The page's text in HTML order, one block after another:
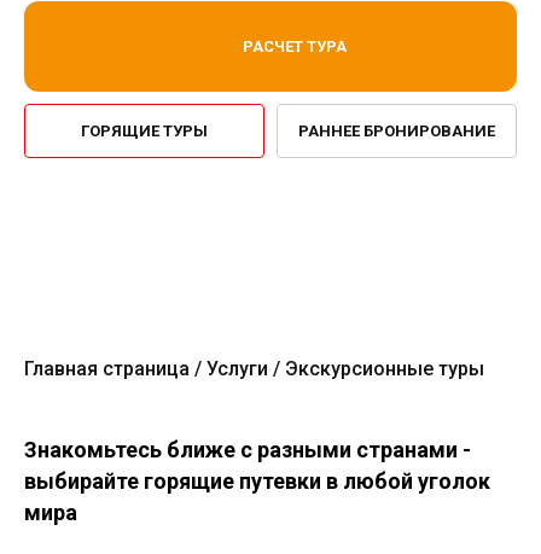
РАСЧЕТ ТУРА
РАННЕЕ БРОНИРОВАНИЕ
ГОРЯЩИЕ ТУРЫ
Главная страница Услуги Экскурсионные туры
Знакомьтесь ближе с разными странами -
выбирайте горящие путевки в любой уголок
мира